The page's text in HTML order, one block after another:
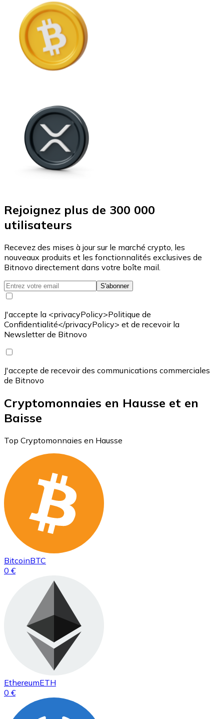
Rejoignez plus de 300 000
utilisateurs
Recevez des mises à jour sur le marché crypto, les
nouveaux produits et les fonctionnalités exclusives de
Bitnovo directement dans votre boîte mail.
S'abonner
J'accepte la <privacyPolicy>Politique de
Confidentialité</privacyPolicy> et de recevoir la
Newsletter de Bitnovo
J'accepte de recevoir des communications commerciales
de Bitnovo
Cryptomonnaies en Hausse et en
Baisse
Top Cryptomonnaies en Hausse
BitcoinBTC
0 €
EthereumETH
0 €